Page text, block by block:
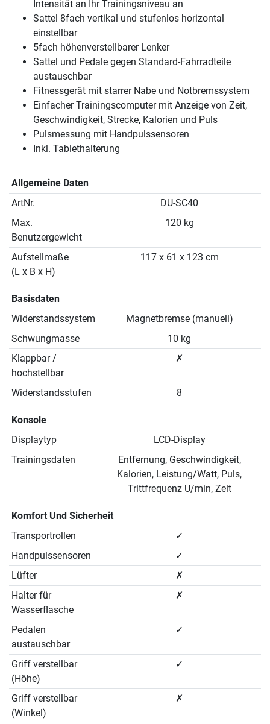
Intensität an Ihr Trainingsniveau an
Sattel 8fach vertikal und stufenlos horizontal
einstellbar
5fach höhenverstellbarer Lenker
Sattel und Pedale gegen Standard-Fahrradteile
austauschbar
Fitnessgerät mit starrer Nabe und Notbremssystem
Einfacher Trainingscomputer mit Anzeige von Zeit,
Geschwindigkeit, Strecke, Kalorien und Puls
Pulsmessung mit Handpulssensoren
Inkl. Tablethalterung
Allgemeine Daten
ArtNr.
DU-SC40
Max.
Benutzergewicht
120 kg
Aufstellmaße
(L x B x H)
117 x 61 x 123 cm
Basisdaten
Widerstandssystem
Magnetbremse (manuell)
Schwungmasse
10 kg
Klappbar /
hochstellbar
✗
Widerstandsstufen 8
Konsole
Displaytyp
LCD-Display
Trainingsdaten
Entfernung, Geschwindigkeit,
Kalorien, Leistung/Watt, Puls,
Trittfrequenz U/min, Zeit
Komfort Und Sicherheit
Transportrollen
✓
Handpulssensoren
✓
Lüfter
✗
Halter für
Wasserflasche
✗
Pedalen
austauschbar
✓
Griff verstellbar
(Höhe)
✓
Griff verstellbar
(Winkel)
✗